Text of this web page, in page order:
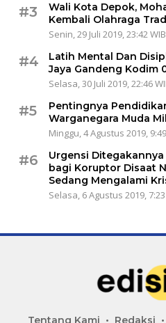
#3
Wali Kota Depok,
Kembali Olahraga
Senin, 29 Juli 2019, 23:42 WIB
#4
Latih Mental Dan
Jaya Gandeng Kodim
Selasa, 30 Juli 2019, 22:46
#5
Pentingnya
Warganegara Muda
Minggu, 4 Agustus 2019,
#6
Urgensi
bagi Koruptor Disaat
Sedang Mengalami
Selasa, 6 Agustus 2019, 7:23
Tentang Kami Redaksi